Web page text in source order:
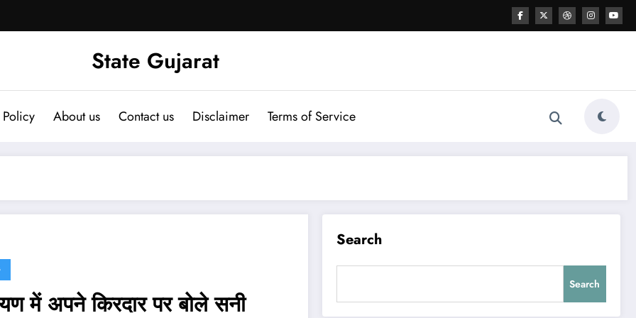
State Gujarat
About us Contact us Disclaimer Terms of Service
में अपने किरदार पर बोले सनी
Search
Search